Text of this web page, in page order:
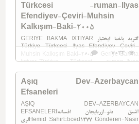
Türkcesi -ruman-Ilyas
Efendiyev-Çeviri-Muhsin
Kalkışım-Baki-2005
GERIYE BAKMA IXTIYAR گئریه باخما ایختیار
Türkiye Türkcesi Ilyas Efendiyev Çeviri-
Muhsin Kalkışım Baki-2005 Geriye Bakma
Ixtiyar-Türkiye Türkcesi -ruman-Ilyas
7033
0
Aşıq Dev-Azerbaycan
Efsaneleri
AŞIQ DEV-AZERBAYCAN
EFSANELERIآشیق دئو-آزربایجان افسانه
لریHemid SahirEbced1377 Gönderen-Nasir